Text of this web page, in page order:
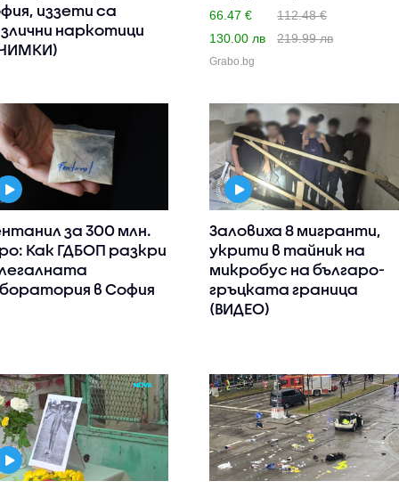
иззети са
наркотици
на новороде..
66.47 €
112.48 €
130.00 лв
219.99 лв
Grabo.bg
за 300 млн.
Как ГДБОП разкри
в София
Заловиха 8 мигранти,
укрити в тайник на
микробус на българо-
гръцката граница
(ВИДЕО)